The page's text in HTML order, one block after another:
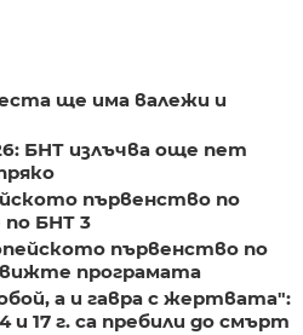
ще има валежи и
БНТ излъчва още пет
първенство по
по БНТ 3
първенство по
програмата
а и гавра с жертвата":
и 17 г. са пребили до смърт